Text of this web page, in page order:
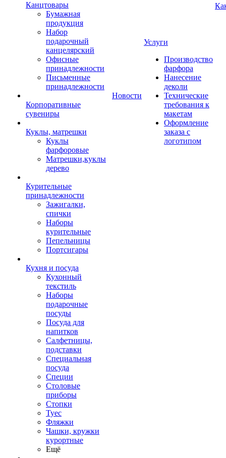
Канцтовары
Бумажная
продукция
Набор
подарочный
канцелярский
Офисные
принадлежности
Письменные
принадлежности
Корпоративные
сувениры
Куклы, матрешки
Куклы
фарфоровые
Матрешки,куклы
дерево
Курительные
принадлежности
Зажигалки,
спички
Наборы
курительные
Пепельницы
Портсигары
Кухня и посуда
Кухонный
текстиль
Наборы
подарочные
посуды
Посуда для
напитков
Салфетницы,
подставки
Специальная
посуда
Специи
Столовые
приборы
Стопки
Туес
Фляжки
Чашки, кружки
курортные
Ещё
Новости
Услуги
Производство
фарфора
Нанесение
деколи
Технические
требования к
макетам
Оформление
заказа с
логотипом